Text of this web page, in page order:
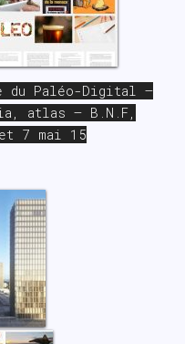
du Paléo-Digital –
atlas – B.N.F,
7 mai 15